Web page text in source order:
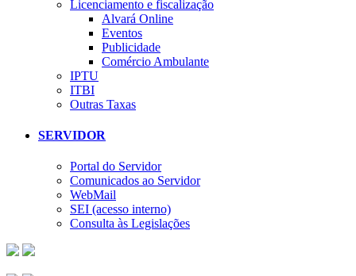
Licenciamento e fiscalização
Alvará Online
Eventos
Publicidade
Comércio Ambulante
IPTU
ITBI
Outras Taxas
SERVIDOR
Portal do Servidor
Comunicados ao Servidor
WebMail
SEI (acesso interno)
Consulta às Legislações